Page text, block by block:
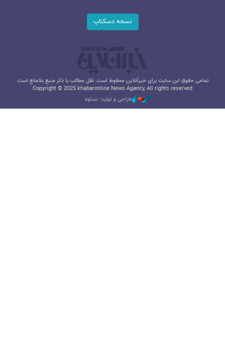
نسخه دسکتاپ
تمامی حقوق این سایت برای خبرآنلاین محفوظ است. نقل مطالب با ذکر منبع بلامانع است.
Copyright © 2025 khabaronline News Agancy, All rights reserved
طراحی و تولید: نستوه